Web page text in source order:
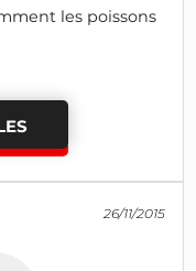
les poissons
26/11/2015